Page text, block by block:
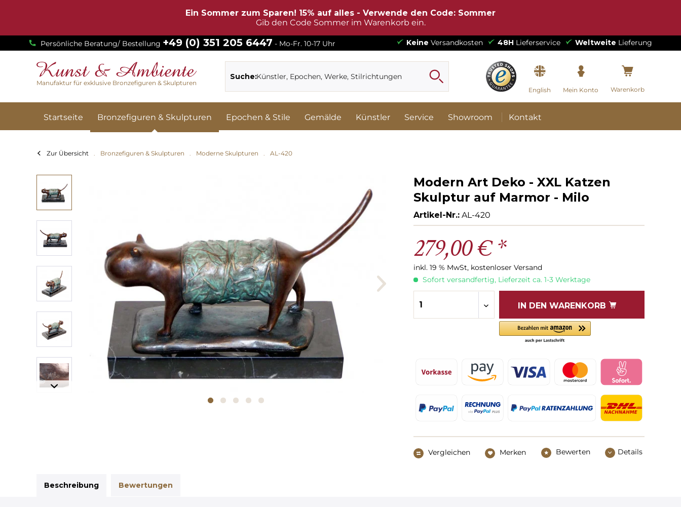
Ein Sommer zum Sparen! 15% auf alles - Verwende den Code: Sommer
Gib den Code Sommer im Warenkorb ein.
Persönliche Beratung/ Bestellung +49 (0) 351 205 6447 - Mo-Fr. 10-17 Uhr Keine Versandkosten 48H Lieferservice Weltweite Lieferung
Manufaktur für exklusive Bronzefiguren & Skulpturen
Suche:
English Mein Konto Warenkorb
Startseite Bronzefiguren & Skulpturen Epochen & Stile Gemälde Künstler Service Showroom Kontakt
Zur Übersicht Bronzefiguren & Skulpturen Moderne Skulpturen AL-420
Modern Art Deko - XXL Katzen
Skulptur auf Marmor - Milo
Artikel-Nr.: AL-420
279,00 € *
inkl. 19 % MwSt, kostenloser Versand
Sofort versandfertig, Lieferzeit ca. 1-3 Werktage
IN DEN WARENKORB
Vergleichen Merken Bewerten Details
Beschreibung Bewertungen